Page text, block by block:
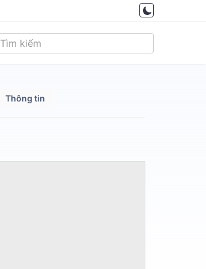
Thông tin